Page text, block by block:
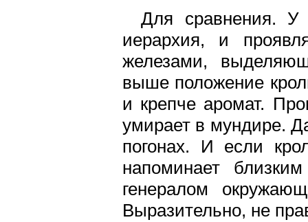
Для сравнения. У
иерархия, и
железами,
выше положение
и крепче аромат.
умирает в мундире.
погонах. И если
напоминает
генералом
Выразительно, не